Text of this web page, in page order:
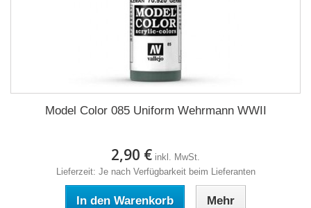
Model Color 085 Uniform Wehrmann WWII
2,90 € inkl. MwSt.
Lieferzeit: Je nach Verfügbarkeit beim Lieferanten
In den Warenkorb Mehr